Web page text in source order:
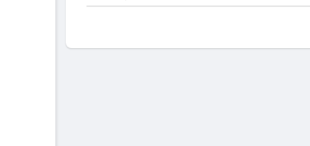
Politics, Social issues, Science , Culture,